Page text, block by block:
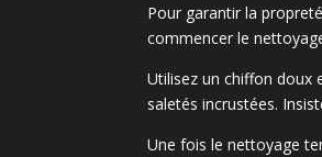
Pour garantir la
commencer le
Utilisez un chiffon doux
saletés incrustées.
Une fois le nettoyage